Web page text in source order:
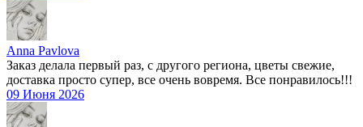
Anna Pavlova
Заказ делала первый раз, с другого региона, цветы свежие,
доставка просто супер, все очень вовремя. Все понравилось!!!
09 Июня 2026